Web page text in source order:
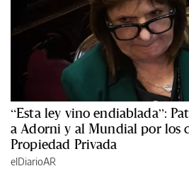
“Esta ley vino endiablada”:
a Adorni y al Mundial por los
Propiedad Privada
elDiarioAR